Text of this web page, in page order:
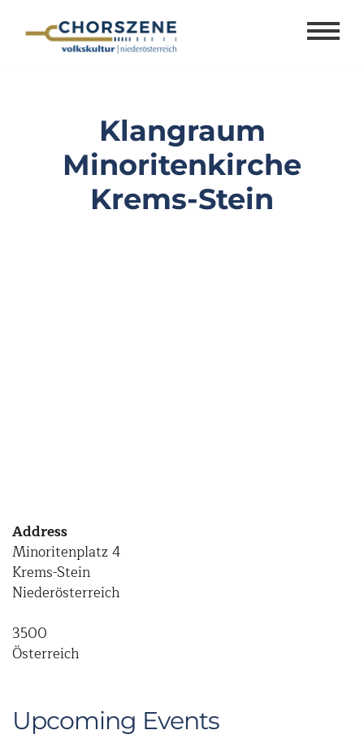
Klangraum
Minoritenkirche
Krems-Stein
Address
Minoritenplatz 4
Krems-Stein
Niederösterreich
3500
Österreich
Upcoming Events